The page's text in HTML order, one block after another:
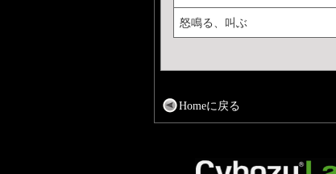
怒鳴る、叫ぶ
Homeに戻る